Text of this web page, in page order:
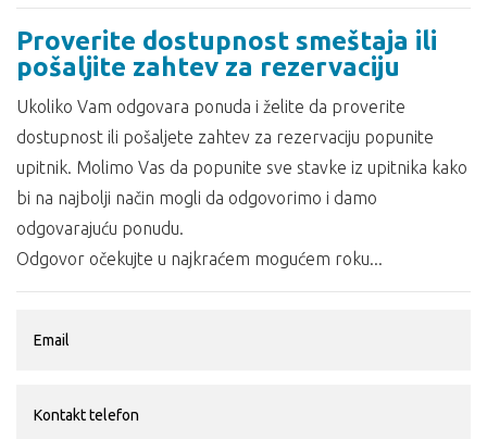
Proverite dostupnost smeštaja ili
pošaljite zahtev za rezervaciju
Ukoliko Vam odgovara ponuda i želite da proverite
dostupnost ili pošaljete zahtev za rezervaciju popunite
upitnik. Molimo Vas da popunite sve stavke iz upitnika kako
bi na najbolji način mogli da odgovorimo i damo
odgovarajuću ponudu.
Odgovor očekujte u najkraćem mogućem roku...